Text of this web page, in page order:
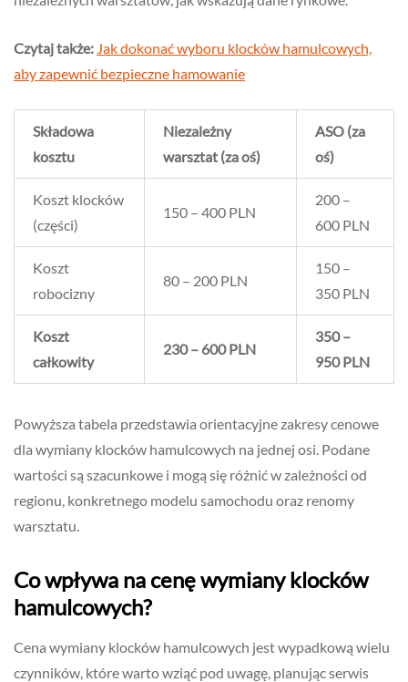
Czytaj także: Jak dokonać wyboru klocków hamulcowych,
aby zapewnić bezpieczne hamowanie
Składowa
kosztu
Niezależny
warsztat (za oś)
ASO (za
oś)
Koszt klocków
(części)
150 – 400 PLN
200 –
600 PLN
Koszt
robocizny
80 – 200 PLN
150 –
350 PLN
Koszt
całkowity
230 – 600 PLN
350 –
950 PLN
Powyższa tabela przedstawia orientacyjne zakresy cenowe
dla wymiany klocków hamulcowych na jednej osi. Podane
wartości są szacunkowe i mogą się różnić w zależności od
regionu, konkretnego modelu samochodu oraz renomy
warsztatu.
Co wpływa na cenę wymiany klocków
hamulcowych?
Cena wymiany klocków hamulcowych jest wypadkową wielu
czynników, które warto wziąć pod uwagę, planując serwis